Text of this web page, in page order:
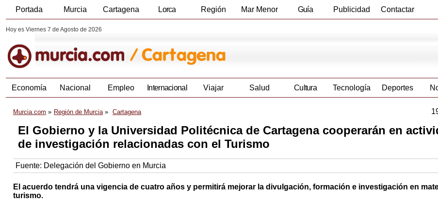
Portada Murcia Cartagena Lorca Región Mar Menor Guía Publicidad Contactar
Hoy es Viernes 7 de Agosto de 2026
Economía Nacional Empleo Internacional Viajar Salud Cultura Tecnología Deportes
Murcia.com Región de Murcia Cartagena
El Gobierno y la Universidad Politécnica de Cartagena cooperarán en
de investigación relacionadas con el Turismo
Fuente: Delegación del Gobierno en Murcia
El acuerdo tendrá una vigencia de cuatro años y permitirá mejorar la divulgación, formación e investigación en
turismo.